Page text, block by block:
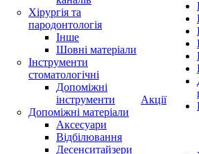
Хірургія та
пародонтологія
Інше
Шовні матеріали
Інструменти
стоматологічні
Допоміжні
інструменти
Допоміжні матеріали
Аксесуари
Відбілювання
Десенситайзери
Акції